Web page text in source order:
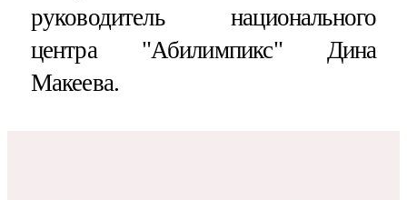
руководитель национального
центра "Абилимпикс" Дина
Макеева.